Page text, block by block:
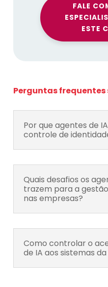
FALE
ESTE
Perguntas frequentes
Por que agentes de
controle de
Quais desafios os
trazem para a
nas empresas?
Como controlar o
de IA aos sistemas